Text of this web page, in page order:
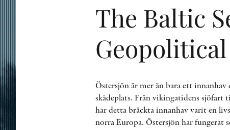
The Baltic
Östersjön är mer än bara ett
skådeplats. Från vikingatidens
har detta bräckta innanhav varit en
norra Europa. Östersjön har fungerat